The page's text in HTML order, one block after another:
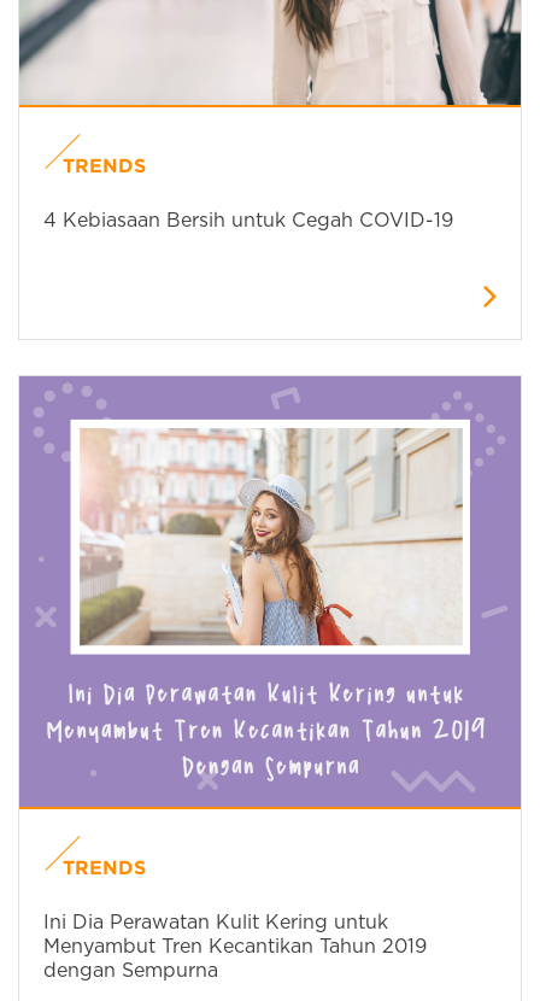
TRENDS
4 Kebiasaan Bersih untuk Cegah COVID-19
TRENDS
Ini Dia Perawatan Kulit Kering untuk
Menyambut Tren Kecantikan Tahun 2019
dengan Sempurna